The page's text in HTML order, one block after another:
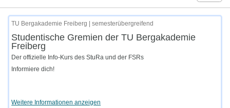
TU Bergakademie Freiberg | semesterübergreifend
Studentische Gremien der TU Bergakademie
Freiberg
Der offizielle Info-Kurs des StuRa und der FSRs
Informiere dich!
Weitere Informationen anzeigen